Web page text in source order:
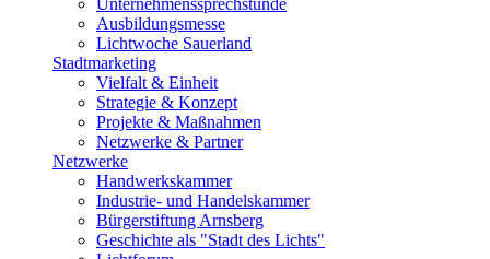
Unternehmenssprechstunde
Ausbildungsmesse
Lichtwoche Sauerland
Stadtmarketing
Vielfalt & Einheit
Strategie & Konzept
Projekte & Maßnahmen
Netzwerke & Partner
Netzwerke
Handwerkskammer
Industrie- und Handelskammer
Bürgerstiftung Arnsberg
Geschichte als "Stadt des Lichts"